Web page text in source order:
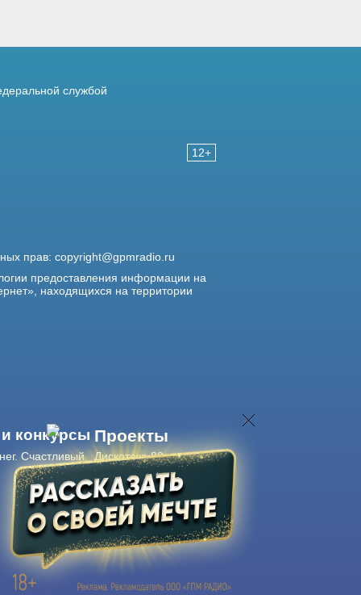
12+
службой
прав: copyright@gpmradio.ru
предоставления информации на
находящихся на территории
конкурсы
Счастливый
Проекты
Дискотека 80-х
Живые концерты
Журнал Авторадио
Авторадиов смартфоне